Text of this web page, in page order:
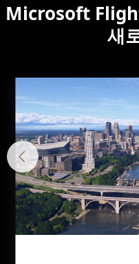
Microsoft
새